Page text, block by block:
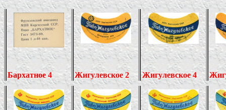
Бархатное 4 Жигулевское 2 Жигулевское 4